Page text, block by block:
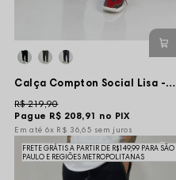
Calça Compton Social Lisa - Bege
Pague R$ 208,91 no PIX
R$ 219,90
6x R$ 36,65 sem juros
FRETE GRÁTIS A PARTIR DE R$149,99 PARA SÃO
PAULO E REGIÕES METROPOLITANAS